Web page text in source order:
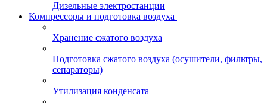
Дизельные электростанции
Компрессоры и подготовка воздуха
Хранение сжатого воздуха
Подготовка сжатого воздуха (осушители, фильтры,
сепараторы)
Утилизация конденсата